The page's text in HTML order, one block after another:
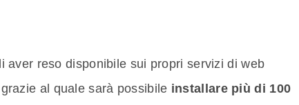
aver reso disponibile sui propri servizi di web
al quale sarà possibile installare più di 100